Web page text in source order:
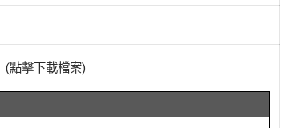
(點擊下載檔案)